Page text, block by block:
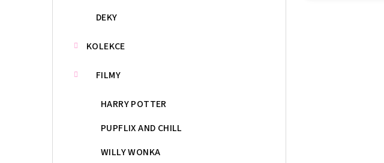
DEKY
KOLEKCE
FILMY
HARRY POTTER
PUPFLIX AND CHILL
WILLY WONKA